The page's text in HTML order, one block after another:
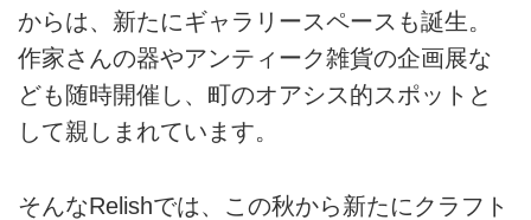
からは、新たにギャラリースペースも誕生。
作家さんの器やアンティーク雑貨の企画展な
ども随時開催し、町のオアシス的スポットと
して親しまれています。
そんなRelishでは、この秋から新たにクラフト